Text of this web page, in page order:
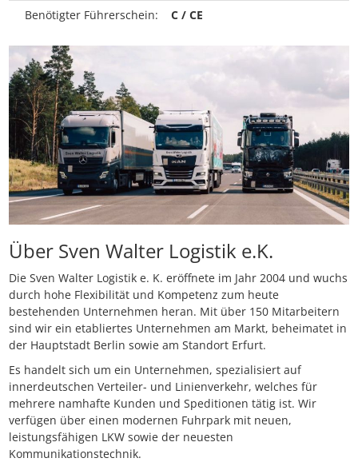
Benötigter Führerschein:
C / CE
Über Sven Walter Logistik e.K.
Die Sven Walter Logistik e. K. eröffnete im Jahr 2004 und wuchs
durch hohe Flexibilität und Kompetenz zum heute
bestehenden Unternehmen heran. Mit über 150 Mitarbeitern
sind wir ein etabliertes Unternehmen am Markt, beheimatet in
der Hauptstadt Berlin sowie am Standort Erfurt.
Es handelt sich um ein Unternehmen, spezialisiert auf
innerdeutschen Verteiler- und Linienverkehr, welches für
mehrere namhafte Kunden und Speditionen tätig ist. Wir
verfügen über einen modernen Fuhrpark mit neuen,
leistungsfähigen LKW sowie der neuesten
Kommunikationstechnik.